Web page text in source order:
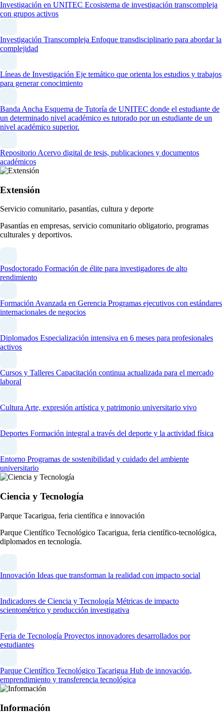
Investigación en UNITEC Ecosistema de investigación transcompleja
con grupos activos
Investigación Transcompleja Enfoque transdisciplinario para abordar la
complejidad
Líneas de Investigación Eje temático que orienta los estudios y trabajos
para generar conocimiento
Banda Ancha Esquema de Tutoría de UNITEC donde el estudiante de
un determinado nivel académico es tutorado por un estudiante de un
nivel académico superior.
Repositorio Acervo digital de tesis, publicaciones y documentos
académicos
Extensión
Servicio comunitario, pasantías, cultura y deporte
Pasantías en empresas, servicio comunitario obligatorio, programas
culturales y deportivos.
Posdoctorado Formación de élite para investigadores de alto
rendimiento
Formación Avanzada en Gerencia Programas ejecutivos con estándares
internacionales de negocios
Diplomados Especialización intensiva en 6 meses para profesionales
activos
Cursos y Talleres Capacitación continua actualizada para el mercado
laboral
CulturaArte, expresión artística y patrimonio universitario vivo
Deportes Formación integral a través del deporte y la actividad física
Entorno Programas de sostenibilidad y cuidado del ambiente
universitario
Ciencia y Tecnología
Parque Tacarigua, feria científica e innovación
Parque Científico Tecnológico Tacarigua, feria científico-tecnológica,
diplomados en tecnología.
Innovación Ideas que transforman la realidad con impacto social
Indicadores de Ciencia y Tecnología Métricas de impacto
scientométrico y producción investigativa
Feria de Tecnología Proyectos innovadores desarrollados por
estudiantes
Parque Científico Tecnológico Tacarigua Hub de innovación,
emprendimiento y transferencia tecnológica
Información